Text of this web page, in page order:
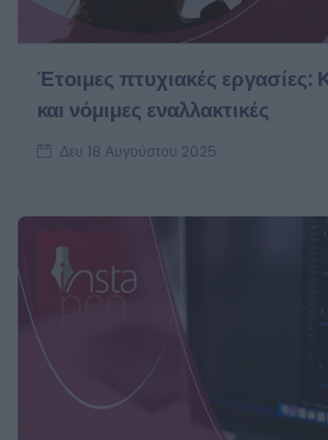
Έτοιμες πτυχιακές εργασίες:
και νόμιμες εναλλακτικές
Δευ 18 Αυγούστου 2025